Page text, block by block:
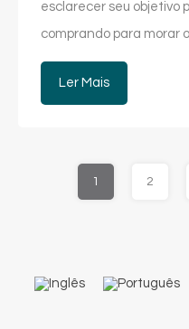
esclarecer seu objetivo
comprando para morar
Ler Mais
1 2